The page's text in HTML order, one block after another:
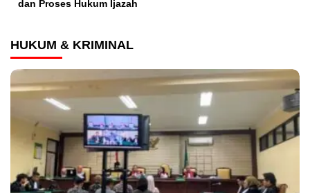
dan Proses Hukum Ijazah
HUKUM & KRIMINAL